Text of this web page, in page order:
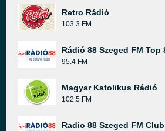
Retro Rádió
103.3 FM
Rádió 88 Szeged FM Top
95.4 FM
Magyar Katolikus Rádió
102.5 FM
Radio 88 Szeged FM